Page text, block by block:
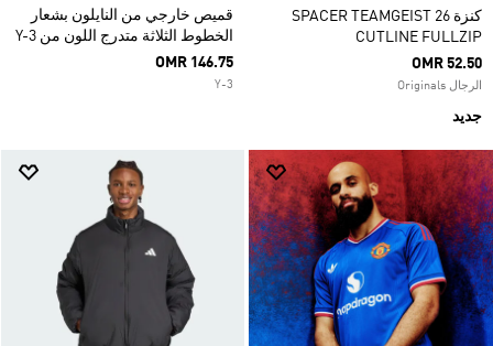
كنزة SPACER TEAMGEIST 26
CUTLINE FULLZIP
OMR 52.50
الرجال Originals
جديد
قميص خارجي من النايلون بشعار
الخطوط الثلاثة متدرج اللون من Y-3
OMR 146.75
Y-3